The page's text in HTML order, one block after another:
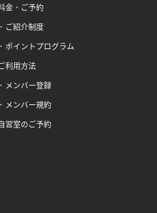
金・ご予約
ご紹介制度
ポイントプログラム
利用方法
メンバー登録
メンバー規約
習室のご予約